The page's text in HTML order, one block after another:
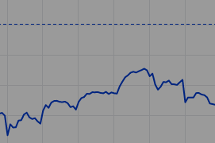
Data ranges from 365.03 to 427.65.